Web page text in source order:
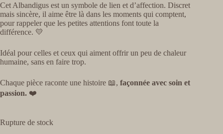
Cet Albandigus est un symbole de lien et d’affection. Discret
mais sincère, il aime être là dans les moments qui comptent,
pour rappeler que les petites attentions font toute la
différence. 💛
Idéal pour celles et ceux qui aiment offrir un peu de chaleur
humaine, sans en faire trop.
Chaque pièce raconte une histoire 📖, façonnée avec soin et
passion. ❤️
Rupture de stock